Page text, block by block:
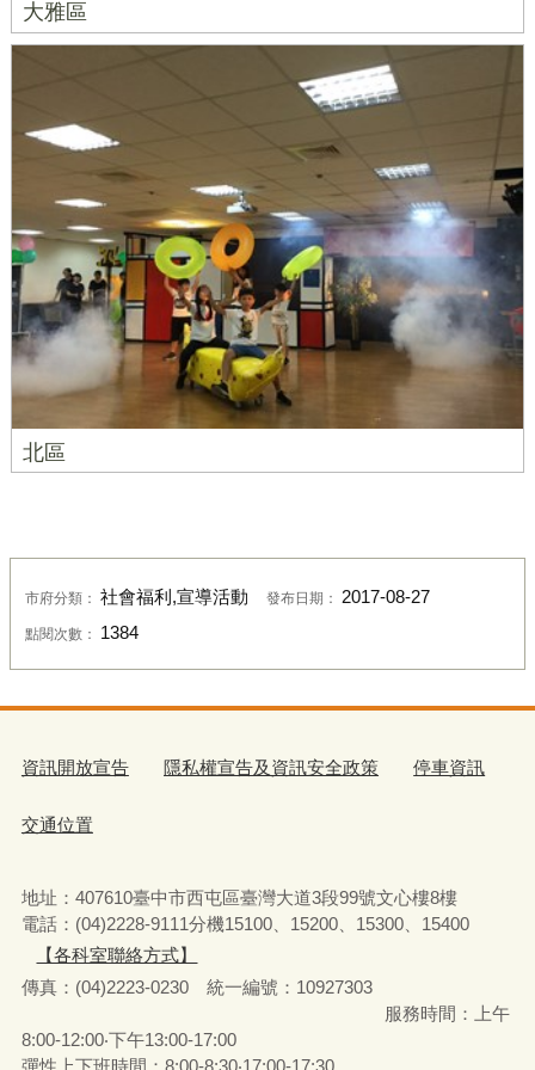
大雅區
北區
市府分類： 社會福利,宣導活動 發布日期： 2017-08-27
點閱次數： 1384
資訊開放宣告 隱私權宣告及資訊安全政策 停車資訊
交通位置
地址：407610臺中市西屯區臺灣大道3段99號文心樓8樓
電話：(04)2228-9111分機15100、15200、15300、15400
【各科室聯絡方式】
傳真：(04)2223-0230 統一編號 ： 10927303
服務時間：上午
8:00-12:00‧下午13:00-17:00
彈性上下班時間：8:00-8:30‧17:00-17:30